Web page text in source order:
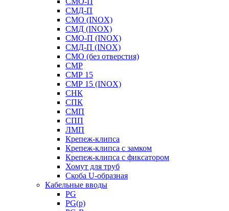
СМД-П
СМО (INOX)
СМД (INOX)
СМО-П (INOX)
СМД-П (INOX)
СМО (без отверстия)
СМР
СМР 15
СМР 15 (INOX)
СНК
СПК
СМП
СПП
ЛМП
Крепеж-клипса
Крепеж-клипса с замком
Крепеж-клипса с фиксатором
Хомут для труб
Скоба U-образная
Кабельные вводы
PG
PG(p)